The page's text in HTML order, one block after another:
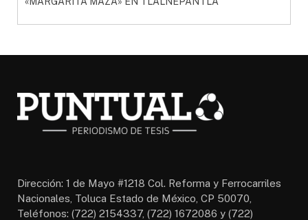
Dirección: 1 de Mayo #1218 Col. Reforma y Ferrocarriles
Nacionales, Toluca Estado de México, CP 50070,
Teléfonos: (722) 2154337, (722) 1672086 y (722)